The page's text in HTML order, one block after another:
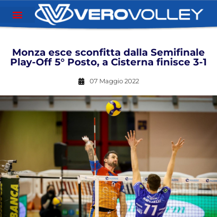
Monza esce sconfitta dalla Semifinale
Play-Off 5° Posto, a Cisterna finisce 3-1
07 Maggio 2022